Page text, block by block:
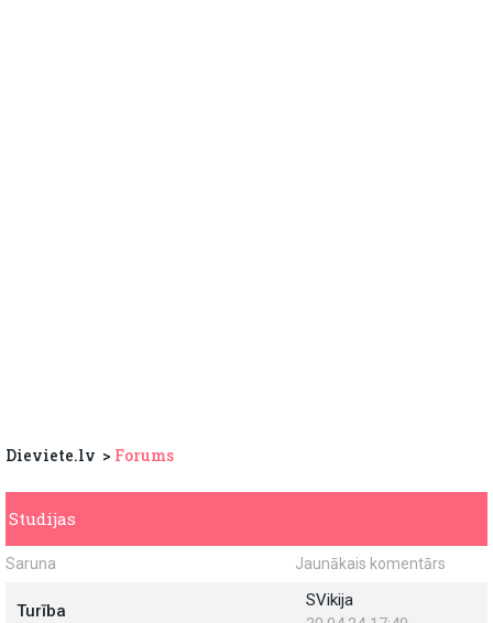
Dieviete.lv Forums
Studijas
Saruna Jaunākais komentārs
Turība
SVikija